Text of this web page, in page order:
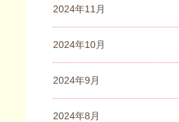
2024年11月
2024年10月
2024年9月
2024年8月